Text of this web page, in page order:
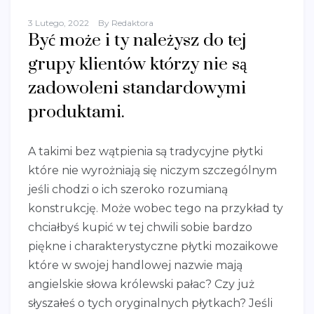
3 Lutego, 2022 By Redaktora
Być może i ty należysz do tej
grupy klientów którzy nie są
zadowoleni standardowymi
produktami.
A takimi bez wątpienia są tradycyjne płytki
które nie wyrożniają się niczym szczególnym
jeśli chodzi o ich szeroko rozumianą
konstrukcję. Może wobec tego na przykład ty
chciałbyś kupić w tej chwili sobie bardzo
piękne i charakterystyczne płytki mozaikowe
które w swojej handlowej nazwie mają
angielskie słowa królewski pałac? Czy już
słyszałeś o tych oryginalnych płytkach? Jeśli